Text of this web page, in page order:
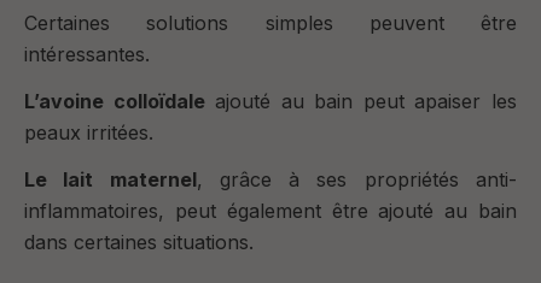
Certaines solutions simples peuvent être
intéressantes.
L’avoine colloïdaleajouté au bain peut apaiser les
peaux irritées.
Le lait maternel, grâce à ses propriétés anti-
inflammatoires, peut également être ajouté au bain
dans certaines situations.